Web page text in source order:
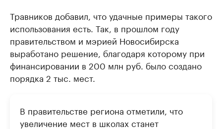
Травников добавил, что удачные примеры такого
использования есть. Так, в прошлом году
правительством и мэрией Новосибирска
выработано решение, благодаря которому при
финансировании в 200 млн руб. было создано
порядка 2 тыс. мест.
В правительстве региона отметили, что
увеличение мест в школах станет